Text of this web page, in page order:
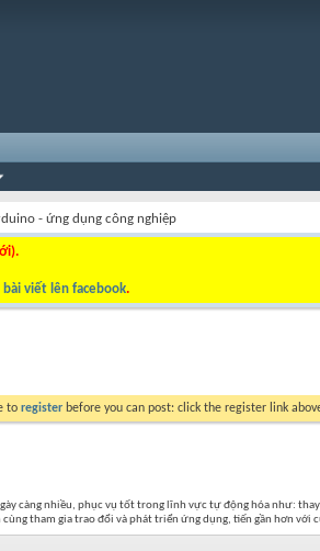
- ứng dụng công nghiệp
bài viết lên facebook.
to register before you can post: click the register link
càng nhiều, phục vụ tốt trong lĩnh vực tự động hóa như:
tham gia trao đổi và phát triển ứng dụng, tiến gần hơn với